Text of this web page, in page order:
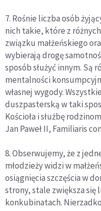
7. Rośnie liczba osób
nich takie, które z
związku małżeńskiego
wybierają drogę
sposób służyć innym. Są
mentalności
własnej wygody.
duszpasterską w taki
Kościoła i służbę
Jan Paweł II, Familiaris
8. Obserwujemy, że z
młodzieży widzi w
osiągnięcia szczęścia w
strony, stale zwiększa się
konkubinatach.